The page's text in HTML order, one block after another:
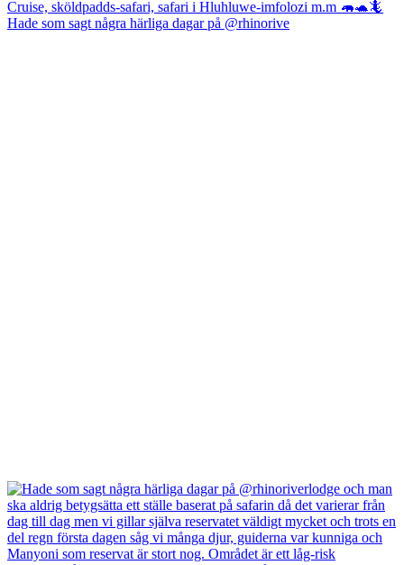
Hade som sagt några härliga dagar på @rhinorive